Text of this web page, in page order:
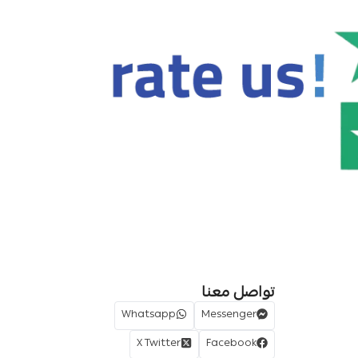
تواصل معنا
Messenger
Whatsapp
Facebook
X Twitter